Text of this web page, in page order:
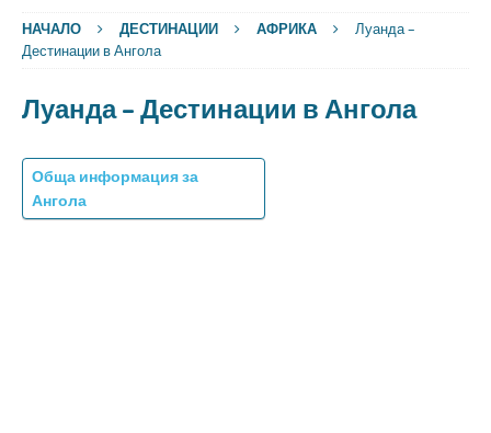
НАЧАЛО ДЕСТИНАЦИИ АФРИКА
Луанда –
Дестинации в Ангола
Луанда – Дестинации в Ангола
Обща информация за
Ангола